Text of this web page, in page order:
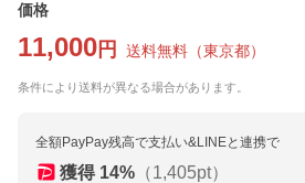
価格
11,000 円 送料無料 （東京都）
条件により送料が異なる場合があります。
全額PayPay残高で支払い&LINEと連携で
獲得 14% （1,405pt）